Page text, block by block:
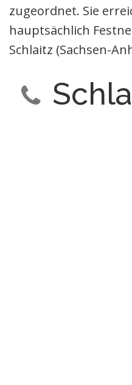
zugeordnet. Sie
hauptsächlich
Schlaitz (Sachsen-